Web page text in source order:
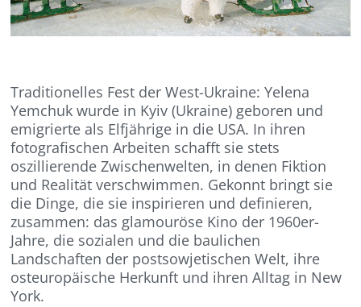
Traditionelles Fest der West-Ukraine:Yelena
Yemchuk wurde in Kyiv(Ukraine) geboren und
emigrierte als Elfjährige in die USA. In ihren
fotografischenArbeiten schafft sie stets
oszillierende Zwischenwelten, in denen Fiktion
und Realität verschwimmen. Gekonnt bringt sie
die Dinge, die sie inspirieren und definieren,
zusammen: das glamouröse Kino der 1960er-
Jahre, die sozialen und die baulichen
Landschaften der postsowjetischen Welt, ihre
osteuropäische Herkunft und ihren Alltag in New
York.